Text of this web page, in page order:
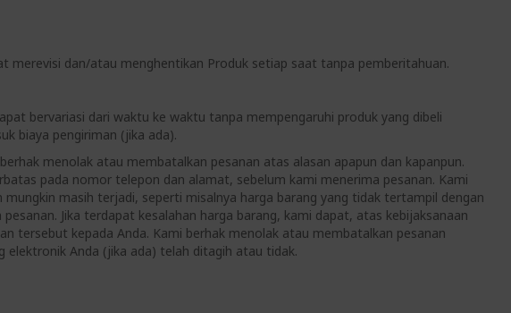
merevisi dan/atau menghentikan Produk setiap saat tanpa pemberitahuan.
bervariasi dari waktu ke waktu tanpa mempengaruhi produk yang dibeli
biaya pengiriman (jika ada).
menolak atau membatalkan pesanan atas alasan apapun dan kapanpun.
pada nomor telepon dan alamat, sebelum kami menerima pesanan. Kami
masih terjadi, seperti misalnya harga barang yang tidak tertampil dengan
Jika terdapat kesalahan harga barang, kami dapat, atas kebijaksanaan
tersebut kepada Anda. Kami berhak menolak atau membatalkan pesanan
elektronik Anda (jika ada) telah ditagih atau tidak.